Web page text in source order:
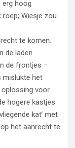
erg hoog
Wiesje zou
te komen.
de laden
de frontjes –
mislukte het
oplossing voor
hogere kastjes
kat’ met
het aanrecht te